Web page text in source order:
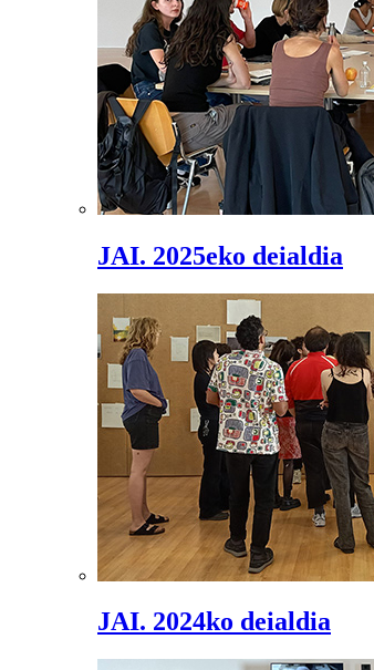
JAI. 2025eko deialdia
JAI. 2024ko deialdia